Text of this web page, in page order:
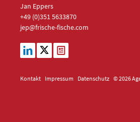
Jan Eppers
+49 (0)3515633870
jep@frische-fische.com
Kontakt Impressum Datenschutz © 2026